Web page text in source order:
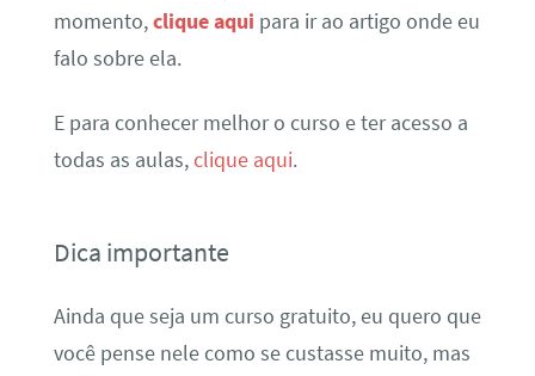
momento,clique aqui para ir ao artigo onde eu
falo sobre ela.
E para conhecer melhor o curso e ter acesso a
todas as aulas,clique aqui.
Dica importante
Ainda que seja um curso gratuito, eu quero que
você pense nele como se custasse muito, mas